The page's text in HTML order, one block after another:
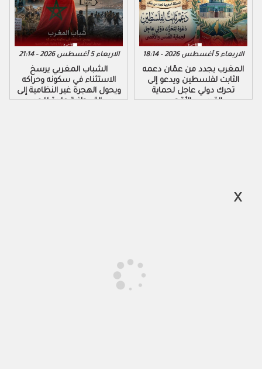
الاربعاء 5 أغسطس 2026 - 21:14
الشباب المغربي يرسخ
الاستثناء في سكونه وحراكه
ويحول الهجرة غير النظامية إلى
رسالة وطنية عابرة للحدود
الاربعاء 5 أغسطس 2026 - 18:14
المغرب يجدد من عمّان دعمه
الثابت لفلسطين ويدعو إلى
تحرك دولي عاجل لحماية
القدس والأقصى